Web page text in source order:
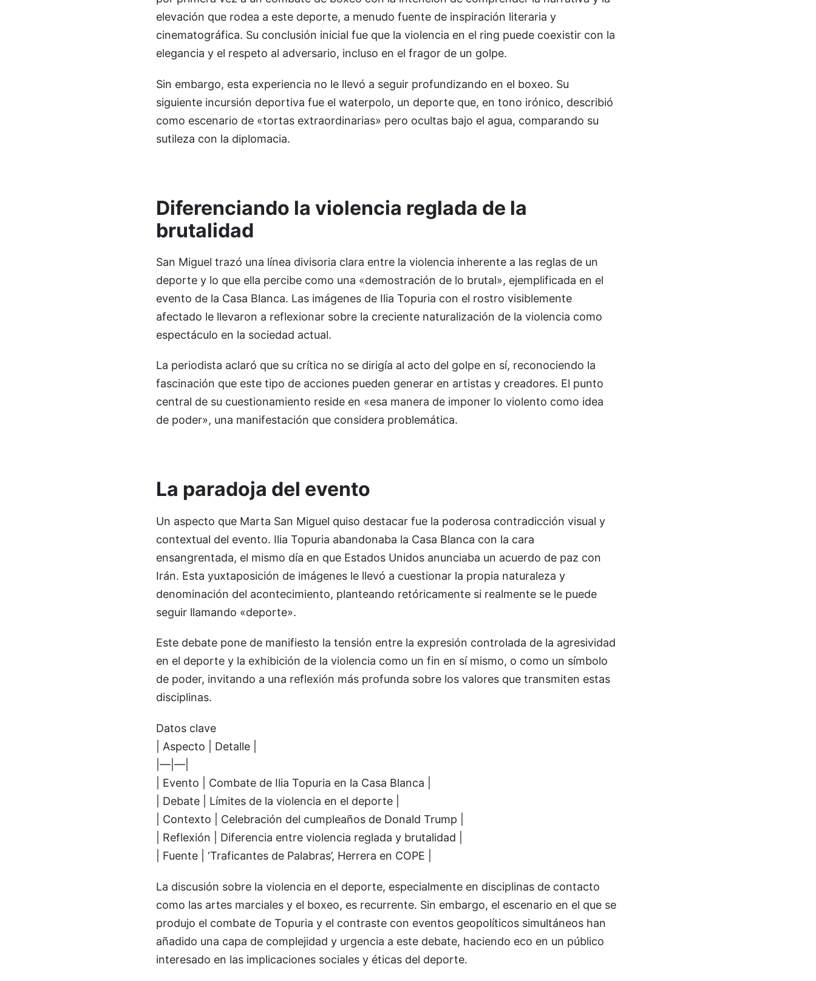
elevación que rodea a este deporte, a menudo fuente de inspiración literaria y
cinematográfica. Su conclusión inicial fue que la violencia en el ring puede coexistir con la
elegancia y el respeto al adversario, incluso en el fragor de un golpe.
Sin embargo, esta experiencia no le llevó a seguir profundizando en el boxeo. Su
siguiente incursión deportiva fue el waterpolo, un deporte que, en tono irónico, describió
como escenario de «tortas extraordinarias» pero ocultas bajo el agua, comparando su
sutileza con la diplomacia.
Diferenciando la violencia reglada de la
brutalidad
San Miguel trazó una línea divisoria clara entre la violencia inherente a las reglas de un
deporte y lo que ella percibe como una «demostración de lo brutal», ejemplificada en el
evento de la Casa Blanca. Las imágenes de Ilia Topuria con el rostro visiblemente
afectado le llevaron a reflexionar sobre la creciente naturalización de la violencia como
espectáculo en la sociedad actual.
La periodista aclaró que su crítica no se dirigía al acto del golpe en sí, reconociendo la
fascinación que este tipo de acciones pueden generar en artistas y creadores. El punto
central de su cuestionamiento reside en «esa manera de imponer lo violento como idea
de poder», una manifestación que considera problemática.
La paradoja del evento
Un aspecto que Marta San Miguel quiso destacar fue la poderosa contradicción visual y
contextual del evento. Ilia Topuria abandonaba la Casa Blanca con la cara
ensangrentada, el mismo día en que Estados Unidos anunciaba un acuerdo de paz con
Irán. Esta yuxtaposición de imágenes le llevó a cuestionar la propia naturaleza y
denominación del acontecimiento, planteando retóricamente si realmente se le puede
seguir llamando «deporte».
Este debate pone de manifiesto la tensión entre la expresión controlada de la agresividad
en el deporte y la exhibición de la violencia como un fin en sí mismo, o como un símbolo
de poder, invitando a una reflexión más profunda sobre los valores que transmiten estas
disciplinas.
Datos clave
| Aspecto | Detalle |
|—|—|
| Evento | Combate de Ilia Topuria en la Casa Blanca |
| Debate | Límites de la violencia en el deporte |
| Contexto | Celebración del cumpleaños de Donald Trump |
| Reflexión | Diferencia entre violencia reglada y brutalidad |
| Fuente | ‘Traficantes de Palabras’, Herrera en COPE |
La discusión sobre la violencia en el deporte, especialmente en disciplinas de contacto
como las artes marciales y el boxeo, es recurrente. Sin embargo, el escenario en el que se
produjo el combate de Topuria y el contraste con eventos geopolíticos simultáneos han
añadido una capa de complejidad y urgencia a este debate, haciendo eco en un público
interesado en las implicaciones sociales y éticas del deporte.